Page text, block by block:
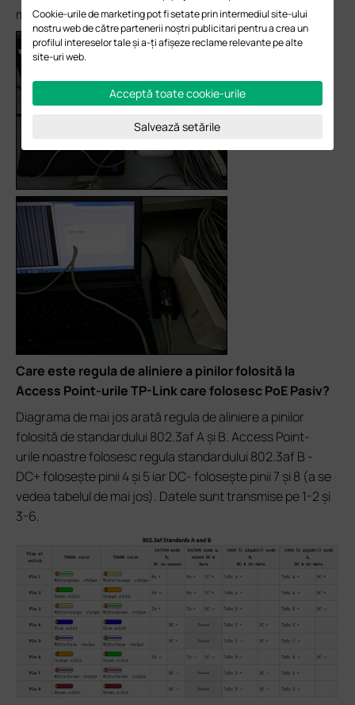
mai recent, cu o calitate mai bună.
Care este regula de aliniere a pinilor folosită la
Access Point-urile TP-Link care folosesc PoE Pasiv?
Diagrama de mai jos arată regula de aliniere a pinilor
folosită de standardului 802.3af A și B. Access Point-
urile noastre folosesc regula standardului 802.3af B -
DC+ folosește pinii 4 și 5 iar DC- folosește pinii 7 și 8 (a se
vedea tabelul de mai jos). Datele sunt transmise pe 1-2 și
3-6.
Cookie-urile de marketing pot fi setate prin intermediul site-ului
nostru web de către partenerii noștri publicitari pentru a crea un
profilul intereselor tale și a-ți afișeze reclame relevante pe alte
site-uri web.
Acceptă toate cookie-urile
Salvează setările